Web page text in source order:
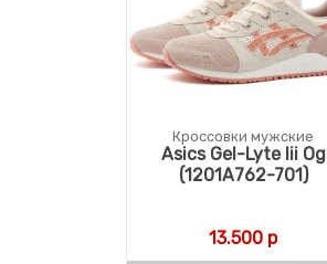
Кроссовки мужские
Asics Gel-Lyte Iii Og
(1201A762-701)
13.500 р